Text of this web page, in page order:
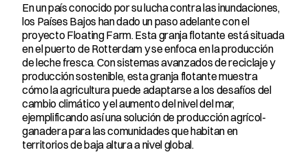
En un país conocido por su lucha contra las inundaciones,
los Países Bajos han dado un paso adelante con el
proyecto Floating Farm. Esta granja flotante está situada
en el puerto de Rotterdam y se enfoca en la producción
de leche fresca. Con sistemas avanzados de reciclaje y
producción sostenible, esta granja flotante muestra
cómo la agricultura puede adaptarse a los desafíos del
cambio climático y el aumento del nivel del mar,
ejemplificando así una solución de producción agrícol-
ganadera para las comunidades que habitan en
territorios de baja altura a nivel global.